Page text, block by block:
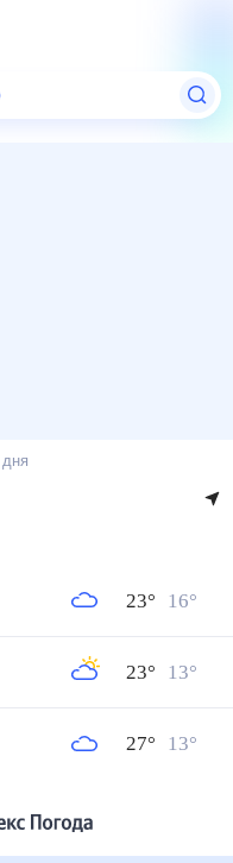
дня
23° 16°
23° 13°
27° 13°